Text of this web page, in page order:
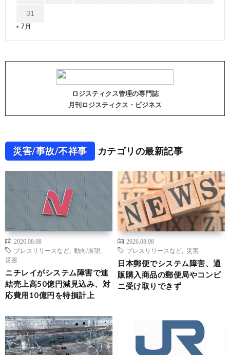
31
« 7月
ロジスティクス管理の専門誌
月刊ロジスティクス・ビジネス
災害/事故/不祥事 カテゴリの最新記事
2026.08.08
プレスリリースなど
動向/展望
災害
ニチレイがシステム障害で連
結売上高50億円減見込み、対
応費用10億円を特損計上
2026.08.08
プレスリリースなど
災害
日本郵便でシステム障害、通
販購入商品の郵便局やコンビ
ニ受け取りできず